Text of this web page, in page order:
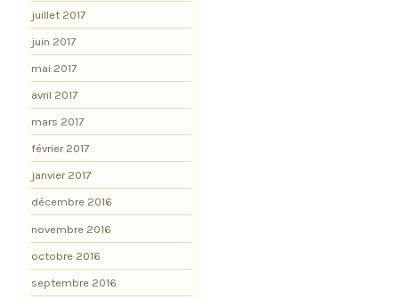
juillet 2017
juin 2017
mai 2017
avril 2017
mars 2017
février 2017
janvier 2017
décembre 2016
novembre 2016
octobre 2016
septembre 2016